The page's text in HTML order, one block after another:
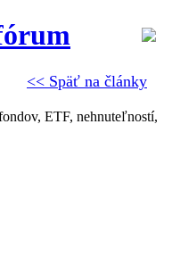
<< Späť na články
ETF, nehnuteľností,